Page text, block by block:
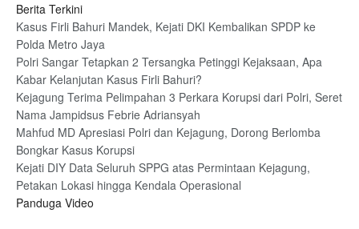
Berita Terkini
Kasus Firli Bahuri Mandek, Kejati DKI Kembalikan SPDP ke
Polda Metro Jaya
Polri Sangar Tetapkan 2 Tersangka Petinggi Kejaksaan, Apa
Kabar Kelanjutan Kasus Firli Bahuri?
Kejagung Terima Pelimpahan 3 Perkara Korupsi dari Polri, Seret
Nama Jampidsus Febrie Adriansyah
Mahfud MD Apresiasi Polri dan Kejagung, Dorong Berlomba
Bongkar Kasus Korupsi
Kejati DIY Data Seluruh SPPG atas Permintaan Kejagung,
Petakan Lokasi hingga Kendala Operasional
Panduga Video